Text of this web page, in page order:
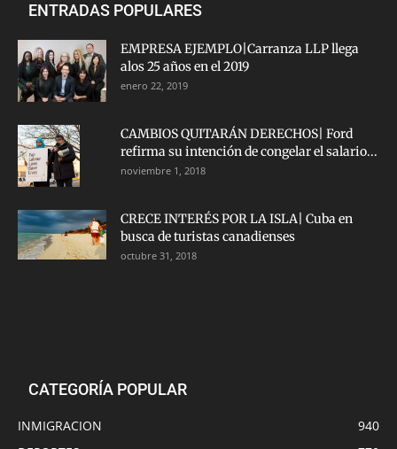
ENTRADAS POPULARES
EMPRESA EJEMPLO|Carranza LLP llega
alos 25 años en el 2019
enero 22, 2019
CAMBIOS QUITARÁN DERECHOS| Ford
refirma su intención de congelar el salario...
noviembre 1, 2018
CRECE INTERÉS POR LA ISLA| Cuba en
busca de turistas canadienses
octubre 31, 2018
CATEGORÍA POPULAR
INMIGRACION
940